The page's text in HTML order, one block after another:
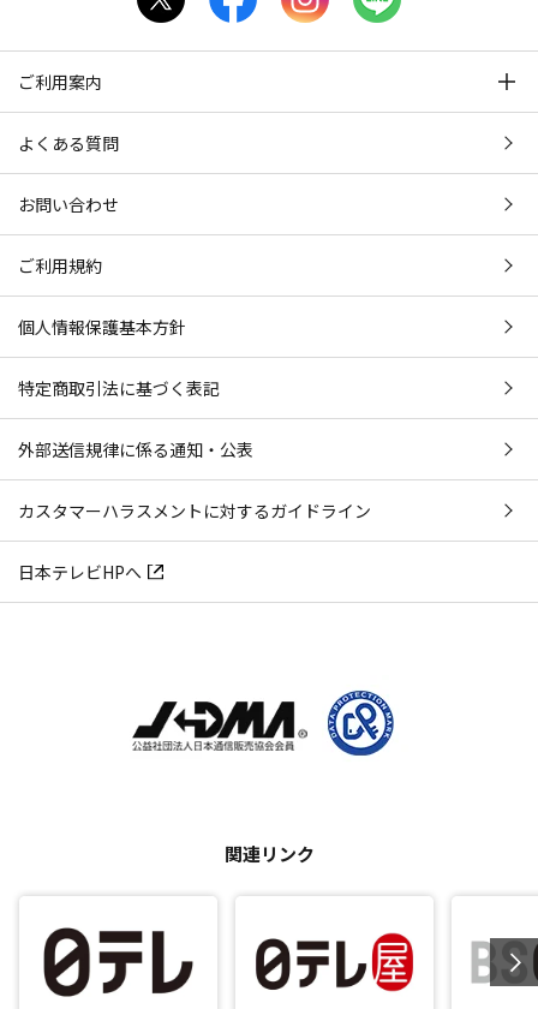
ご利用案内
よくある質問
お問い合わせ
ご利用規約
個人情報保護基本方針
特定商取引法に基づく表記
外部送信規律に係る通知・公表
カスタマーハラスメントに対するガイドライン
日本テレビHPへ
関連リンク